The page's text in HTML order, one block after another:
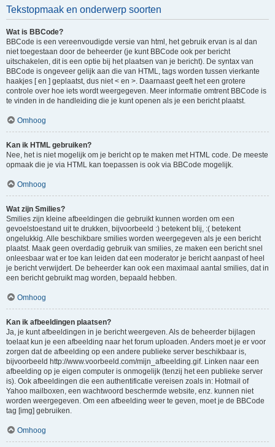
Tekstopmaak en onderwerp soorten
Wat is BBCode?
BBCode is een vereenvoudigde versie van html, het gebruik ervan is al dan
niet toegestaan door de beheerder (je kunt BBCode ook per bericht
uitschakelen, dit is een optie bij het plaatsen van je bericht). De syntax van
BBCode is ongeveer gelijk aan die van HTML, tags worden tussen vierkante
haakjes [ en ] geplaatst, dus niet < en >. Daarnaast geeft het een grotere
controle over hoe iets wordt weergegeven. Meer informatie omtrent BBCode is
te vinden in de handleiding die je kunt openen als je een bericht plaatst.
Omhoog
Kan ik HTML gebruiken?
Nee, het is niet mogelijk om je bericht op te maken met HTML code. De meeste
opmaak die je via HTML kan toepassen is ook via BBCode mogelijk.
Omhoog
Wat zijn Smilies?
Smilies zijn kleine afbeeldingen die gebruikt kunnen worden om een
gevoelstoestand uit te drukken, bijvoorbeeld :) betekent blij, :( betekent
ongelukkig. Alle beschikbare smilies worden weergegeven als je een bericht
plaatst. Maak geen overdadig gebruik van smilies, ze maken een bericht snel
onleesbaar wat er toe kan leiden dat een moderator je bericht aanpast of heel
je bericht verwijdert. De beheerder kan ook een maximaal aantal smilies, dat in
een bericht gebruikt mag worden, bepaald hebben.
Omhoog
Kan ik afbeeldingen plaatsen?
Ja, je kunt afbeeldingen in je bericht weergeven. Als de beheerder bijlagen
toelaat kun je een afbeelding naar het forum uploaden. Anders moet je er voor
zorgen dat de afbeelding op een andere publieke server beschikbaar is,
bijvoorbeeld http://www.voorbeeld.com/mijn_afbeelding.gif. Linken naar een
afbeelding op je eigen computer is onmogelijk (tenzij het een publieke server
is). Ook afbeeldingen die een authentificatie vereisen zoals in: Hotmail of
Yahoo mailboxen, een wachtwoord beschermde website, enz. kunnen niet
worden weergegeven. Om een afbeelding weer te geven, moet je de BBCode
tag [img] gebruiken.
Omhoog